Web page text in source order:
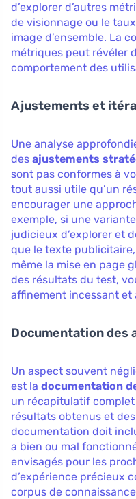
d’explorer d’autres
de visionnage ou le
image d’ensemble. La
métriques peut révéler
comportement des
Ajustements et
Une analyse
des ajustements
sont pas conformes à
tout aussi utile qu’un
encourager une
exemple, si une
judicieux d’explorer et
que le texte
même la mise en page
des résultats du test,
affinement incessant et
Documentation des
Un aspect souvent
est la documentation
un récapitulatif
résultats obtenus et
documentation doit
a bien ou mal
envisagés pour les
d’expérience précieux
corpus de